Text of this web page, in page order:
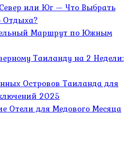
или Юг — Что Выбрать
Отдыха?
Маршрут по Южным
Таиланду на 2 Недели:
Островов Таиланда для
2025
Отели для Медового Месяца